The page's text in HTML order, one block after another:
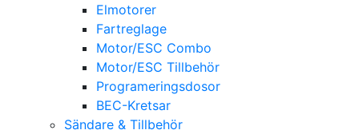
Elmotorer
Fartreglage
Motor/ESC Combo
Motor/ESC Tillbehör
Programeringsdosor
BEC-Kretsar
Sändare & Tillbehör